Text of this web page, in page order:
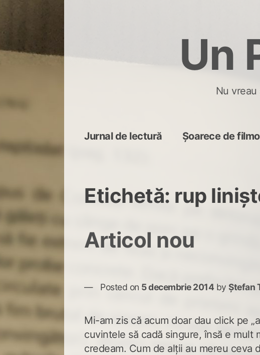
Un
Nu
Jurnal de lectură Șoarece de
Etichetă: rup
Articol nou
Posted on 5 decembrie 2014 byȘtefan
Mi-am zis că acum doar dau click pe
cuvintele să cadă singure, însă e mult
credeam. Cum de alții au mereu ceva